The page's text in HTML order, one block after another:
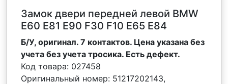
Замок двери передней левой BMW
Е60 Е81 Е90 F30 F10 Е65 E84
Б/У, оригинал. 7 контактов. Цена указана без
учета без учета тросика. Есть дефект.
Код товара: 027458
Оригинальный номер: 51217202143,